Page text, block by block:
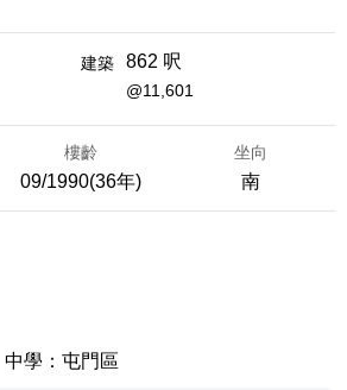
建築 862 呎
@11,601
樓齡
09/1990(36年)
坐向
南
中學：屯門區